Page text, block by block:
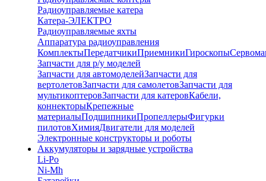
Радиоуправляемые катера
Катера-ЭЛЕКТРО
Радиоуправляемые яхты
Аппаратура радиоуправления
КомплектыПередатчикиПриемникиГироскопы
Запчасти для р/у моделей
Запчасти для автомоделейЗапчасти для
вертолетовЗапчасти для самолетовЗапчасти для
мультикоптеровЗапчасти для катеровКабели,
коннекторыКрепежные
материалыПодшипникиПропеллерыФигурки
пилотовХимияДвигатели для моделей
Электронные конструкторы и роботы
Аккумуляторы и зарядные устройства
Li-Po
Ni-Mh